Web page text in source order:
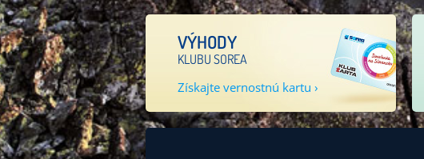
VÝHODY
KLUBU SOREA
Získajte vernostnú kartu ›